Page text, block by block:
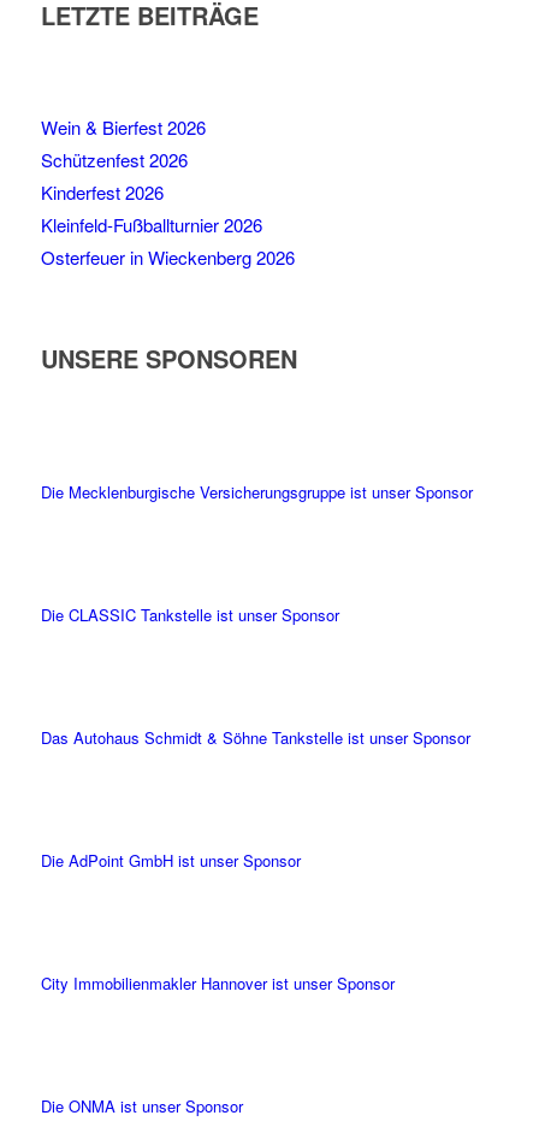
LETZTE BEITRÄGE
Wein & Bierfest 2026
Schützenfest 2026
Kinderfest 2026
Kleinfeld-Fußballturnier 2026
Osterfeuer in Wieckenberg 2026
UNSERE SPONSOREN
Die Mecklenburgische Versicherungsgruppe ist unser Sponsor
Die CLASSIC Tankstelle ist unser Sponsor
Das Autohaus Schmidt & Söhne Tankstelle ist unser Sponsor
Die AdPoint GmbH ist unser Sponsor
City Immobilienmakler Hannover ist unser Sponsor
Die ONMA ist unser Sponsor